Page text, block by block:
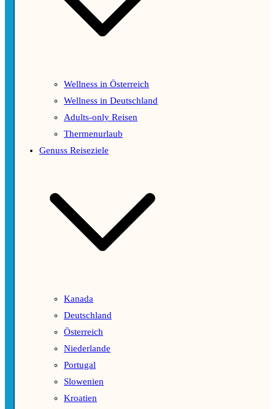
Wellness in Österreich
Wellness in Deutschland
Adults-only Reisen
Thermenurlaub
Genuss Reiseziele
Kanada
Deutschland
Österreich
Niederlande
Portugal
Slowenien
Kroatien